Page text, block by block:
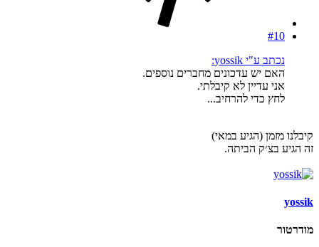
#10
נכתב ע"י yossik:
האם יש עדכונים מחברים נוספים.
אני עדיין לא קיבלתי.
לחץ כדי להרחיב...
קיבלנו מזמן (הגיע במאי)
זה הגיע בצ׳ק הביתה.
yossik
מודרטור